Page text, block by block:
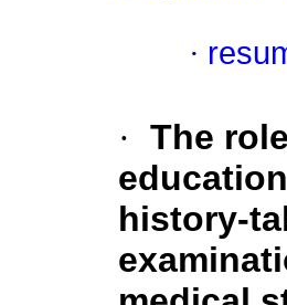
·
· The
history-